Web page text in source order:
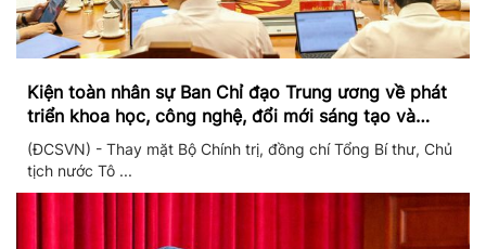
Kiện toàn nhân sự Ban Chỉ đạo Trung ương về phát
triển khoa học, công nghệ, đổi mới sáng tạo và
chuyển đổi số
(ĐCSVN) - Thay mặt Bộ Chính trị, đồng chí Tổng Bí thư, Chủ
tịch nước Tô ...